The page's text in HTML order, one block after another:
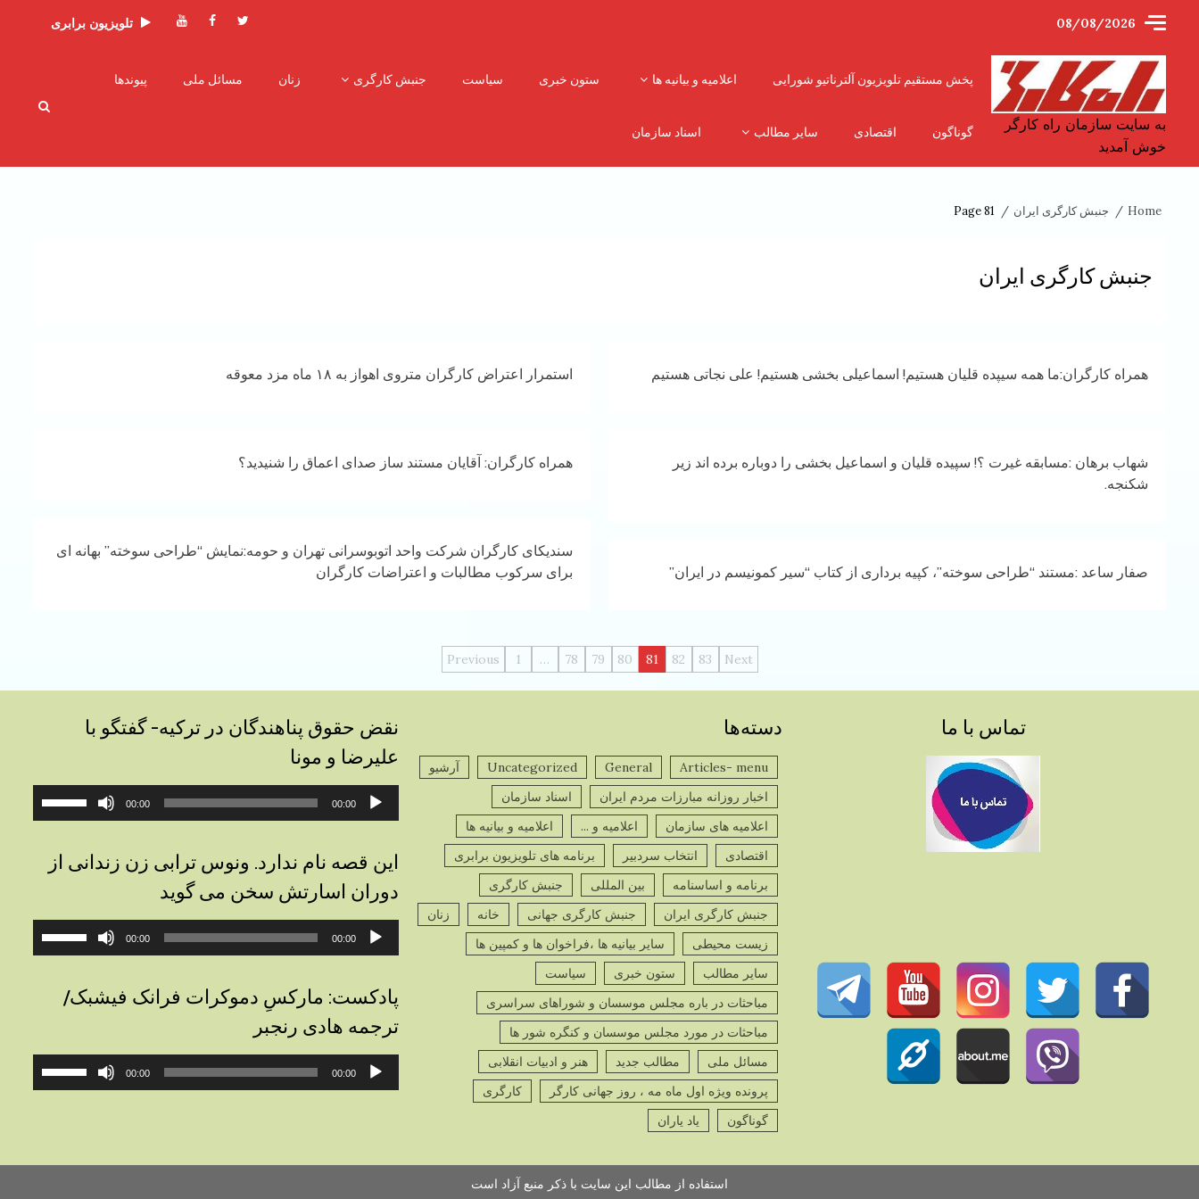
08/08/2026 توئیترفیسبوکیوتیوب تلویزیون برابری
به سایت سازمان راه کارگر
خوش آمدید
پخش مستقیم تلویزیون آلترناتیو شورایی اعلامیه و بیانیه ها ستون خبری سیاست جنبش کارگری زنان مسائل ملی پیوندها
گوناگون اقتصادی سایر مطالب اسناد سازمان
Home جنبش کارگری ایران Page 81
جنبش کارگری ایران
استمرار اعتراض کارگران متروی اهواز به ۱۸ ماه مزد معوقه همراه کارگران:ما همه سیپده قلیان هستیم! اسماعیلی بخشی هستیم! علی نجاتی هستیم
همراه کارگران: آقایان مستند ساز صدای اعماق را شنیدید؟
شهاب برهان :مسابقه غیرت ؟! سپیده قلیان و اسماعیل بخشی را دوباره برده اند زیر
شکنجه.
سندیکای کارگران شرکت واحد اتوبوسرانی تهران و حومه:نمایش “طراحی سوخته” بهانه ای
برای سرکوب مطالبات و اعتراضات کارگران
صفار ساعد :مستند “طراحی سوخته”، کپیه برداری از کتاب “سیر کمونیسم در ایران”
راهبری
Previous 1 … 78 79 80 81 82 83 Next
تماس با ما دسته‌ها
Articles- menu
General
Uncategorized
آرشیو
اخبار روزانه مبارزات مردم ایران
اسناد سازمان
اعلامیه های سازمان
اعلامیه و ...
اعلامیه و بیانیه ها
اقتصادی
انتخاب سردبیر
برنامه های تلویزیون برابری
برنامه و اساسنامه
بین المللی
جنبش کارگری
جنبش کارگری ایران
جنبش کارگری جهانی خانه
زنان
زیست محیطی
سایر بیانیه ها ،فراخوان ها و کمپین ها
سایر مطالب
ستون خبری
سیاست
مباحثات در باره مجلس موسسان و شوراهای سراسری
مباحثات در مورد مجلس موسسان و کنگره شور ها
مسائل ملی
مطالب جدید
هنر و ادبیات انقلابی
پرونده ویژه اول ماه مه ، روز جهانی کارگر
کارگری
گوناگون
یاد یاران
نقض حقوق پناهندگان در ترکیه- گفتگو با
علیرضا و مونا
پخش‌کننده
صوت
00:00
00:00
بالا
این قصه نام ندارد. ونوس ترابی زن زندانی از
دوران اسارتش سخن می گوید
پخش‌کننده
صوت
00:00
00:00
بالا
پادکست: مارکسِ دموکرات فرانک فیشبک/
ترجمه هادی رنجبر
پخش‌کننده
صوت
00:00
00:00
استفاده از مطالب این سایت با ذکر منبع آزاد است